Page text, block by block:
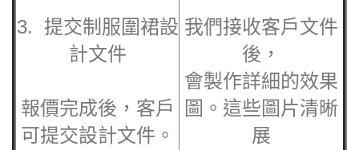
3. 提交制服圍裙設
計文件
報價完成後，客戶
可提交設計文件。
我們接收客戶文件
後，
會製作詳細的效果
圖。這些圖片清晰
展